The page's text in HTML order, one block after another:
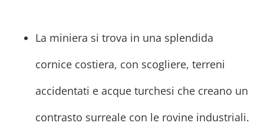
La miniera si trova in una splendida
cornice costiera, con scogliere, terreni
accidentati e acque turchesi che creano un
contrasto surreale con le rovine industriali.